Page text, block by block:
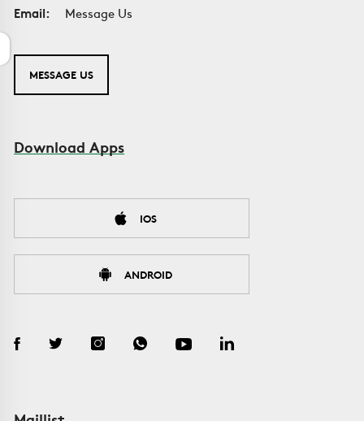
Email:
Message Us
MESSAGE US
Download Apps
IOS
ANDROID